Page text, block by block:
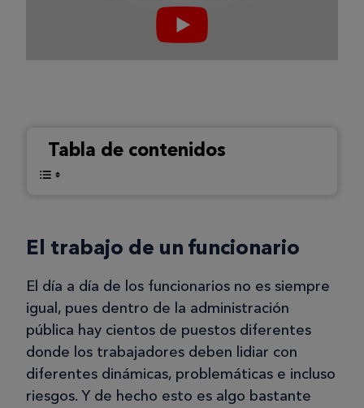
Tabla de contenidos
El trabajo de un funcionario
El día a día de los funcionarios no es siempre
igual, pues dentro de la administración
pública hay cientos de puestos diferentes
donde los trabajadores deben lidiar con
diferentes dinámicas, problemáticas e incluso
riesgos. Y de hecho esto es algo bastante